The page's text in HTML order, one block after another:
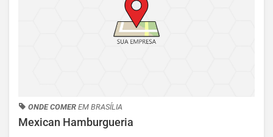
ONDE COMER EM BRASÍLIA
Mexican Hamburgueria